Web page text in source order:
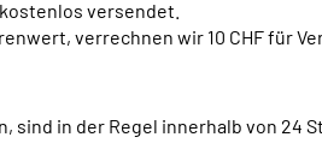
versendet.
verrechnen wir 10 CHF für
in der Regel innerhalb von 24